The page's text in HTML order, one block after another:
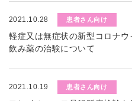
2021.10.28 患者さん向け
軽症又は無症状の新型コロナ
飲み薬の治験について
2021.10.19 患者さん向け